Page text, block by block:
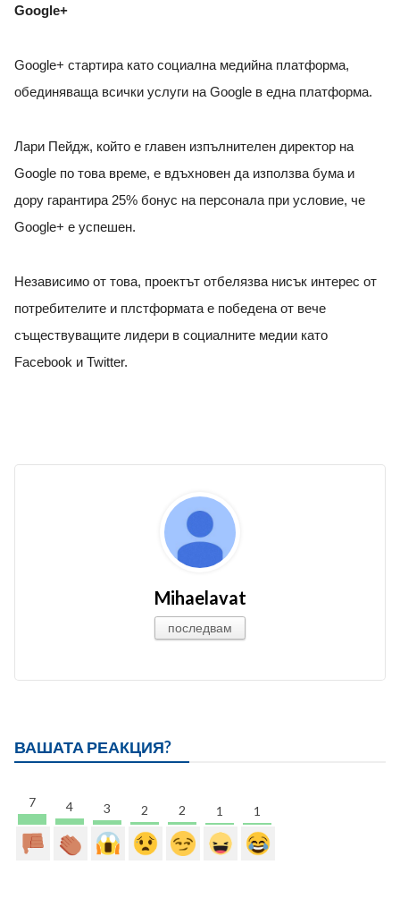
Google+
Google+ стартира като социална медийна платформа,
обединяваща всички услуги на Google в една платформа.
Лари Пейдж, който е главен изпълнителен директор на
Google по това време, е вдъхновен да използва бума и
дору гарантира 25% бонус на персонала при условие, че
Google+ e успешен.
Независимо от това, проектът отбелязва нисък интерес от
потребителите и плстформата е победена от вече
съществуващите лидери в социалните медии като
Facebook и Twitter.
Mihaelavat
последвам
ВАШАТА РЕАКЦИЯ?
7 4 3 2 2 1 1